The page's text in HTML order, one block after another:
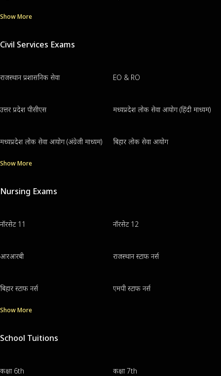
Show More
Civil Services Exams
राजस्थान प्रशासनिक सेवा EO & RO
उत्तर प्रदेश पीसीएस मध्यप्रदेश लोक सेवा आयोग (हिंदी माध्यम)
मध्यप्रदेश लोक सेवा आयोग (अंग्रेजी माध्यम) बिहार लोक सेवा आयोग
Show More
Nursing Exams
नॉरसेट 11 नॉरसेट 12
आरआरबी राजस्थान स्टाफ नर्स
बिहार स्टाफ नर्स एमपी स्टाफ नर्स
Show More
School Tuitions
कक्षा 6th कक्षा 7th